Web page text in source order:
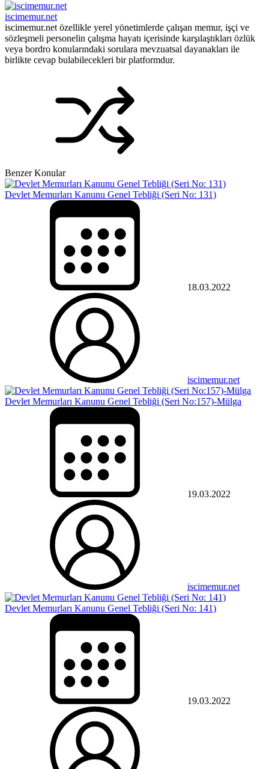
iscimemur.net
iscimemur.net özellikle yerel yönetimlerde çalışan memur, işçi ve
sözleşmeli personelin çalışma hayatı içerisinde karşılaştıkları özlük
veya bordro konularındaki sorulara mevzuatsal dayanakları ile
birlikte cevap bulabilecekleri bir platformdur.
Benzer Konular
Devlet Memurları Kanunu Genel Tebliği (Seri No: 131)
18.03.2022
iscimemur.net
Devlet Memurları Kanunu Genel Tebliği (Seri No:157)-Mülga
19.03.2022
iscimemur.net
Devlet Memurları Kanunu Genel Tebliği (Seri No: 141)
19.03.2022